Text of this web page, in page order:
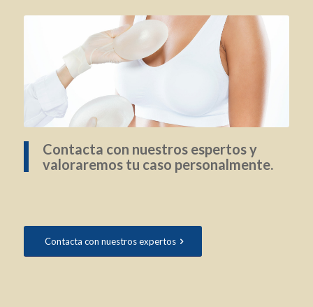
Contacta con nuestros espertos y
valoraremos tu caso personalmente.
Contacta con nuestros expertos